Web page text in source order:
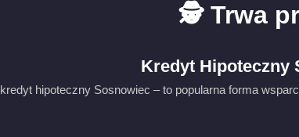
🕵️ Trwa
Kredyt Hipoteczny
kredyt hipoteczny Sosnowiec – to popularna forma